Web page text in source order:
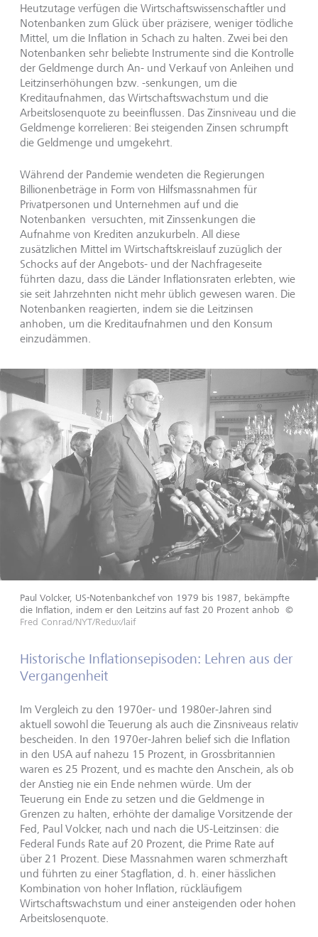
Heutzutage verfügen die Wirtschaftswissenschaftler und
Notenbanken zum Glück über präzisere, weniger tödliche
Mittel, um die Inflation in Schach zu halten. Zwei bei den
Notenbanken sehr beliebte Instrumente sind die Kontrolle
der Geldmenge durch An- und Verkauf von Anleihen und
Leitzinserhöhungen bzw. -senkungen, um die
Kreditaufnahmen, das Wirtschaftswachstum und die
Arbeitslosenquote zu beeinflussen. Das Zinsniveau und die
Geldmenge korrelieren: Bei steigenden Zinsen schrumpft
die Geldmenge und umgekehrt.
Während der Pandemie wendeten die Regierungen
Billionenbeträge in Form von Hilfsmassnahmen für
Privatpersonen und Unternehmen auf und die
Notenbanken versuchten, mit Zinssenkungen die
Aufnahme von Krediten anzukurbeln. All diese
zusätzlichen Mittel im Wirtschaftskreislauf zuzüglich der
Schocks auf der Angebots- und der Nachfrageseite
führten dazu, dass die Länder Inflationsraten erlebten, wie
sie seit Jahrzehnten nicht mehr üblich gewesen waren. Die
Notenbanken reagierten, indem sie die Leitzinsen
anhoben, um die Kreditaufnahmen und den Konsum
einzudämmen.
Paul Volcker, US-Notenbankchef von 1979 bis 1987, bekämpfte
die Inflation, indem er den Leitzins auf fast 20 Prozent anhob ©
Fred Conrad/NYT/Redux/laif
Historische Inflationsepisoden: Lehren aus der
Vergangenheit
Im Vergleich zu den 1970er- und 1980er-Jahren sind
aktuell sowohl die Teuerung als auch die Zinsniveaus relativ
bescheiden. In den 1970er-Jahren belief sich die Inflation
in den USA auf nahezu 15 Prozent, in Grossbritannien
waren es 25 Prozent, und es machte den Anschein, als ob
der Anstieg nie ein Ende nehmen würde. Um der
Teuerung ein Ende zu setzen und die Geldmenge in
Grenzen zu halten, erhöhte der damalige Vorsitzende der
Fed, Paul Volcker, nach und nach die US-Leitzinsen: die
Federal Funds Rate auf 20 Prozent, die Prime Rate auf
über 21 Prozent. Diese Massnahmen waren schmerzhaft
und führten zu einer Stagflation, d. h. einer hässlichen
Kombination von hoher Inflation, rückläufigem
Wirtschaftswachstum und einer ansteigenden oder hohen
Arbeitslosenquote.